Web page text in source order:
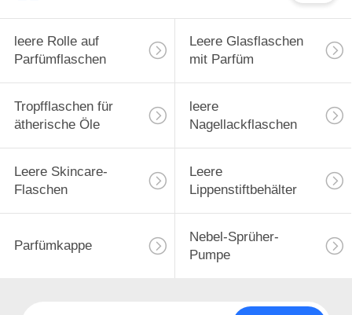
leere Rolle auf
Parfümflaschen
Leere Glasflaschen
mit Parfüm
Tropfflaschen für
ätherische Öle
leere
Nagellackflaschen
Leere Skincare-
Flaschen
Leere
Lippenstiftbehälter
Parfümkappe
Nebel-Sprüher-
Pumpe